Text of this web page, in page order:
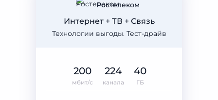
Ростелеком
Технологии выгоды. Тест-драйв
Интернет + ТВ + Связь
200
мбит/с
224
канала
40
ГБ